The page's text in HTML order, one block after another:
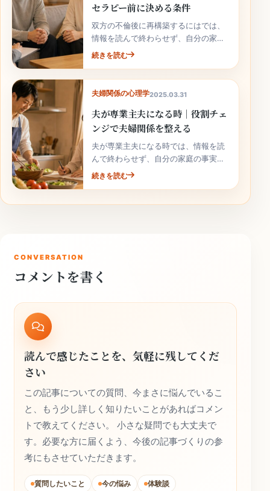
セラピー前に決める条件
双方の不倫後に再構築するにはでは、
情報を読んで終わらせず、自分の家庭
の事実と次の行動へ落とし込むことが
続きを読む
夫婦関係の心理学2025.03.31
夫が専業主夫になる時｜役割チェ
ンジで夫婦関係を整える
夫が専業主夫になる時では、情報を読
んで終わらせず、自分の家庭の事実と
次の行動へ落とし込むことが大切で
続きを読む
CONVERSATION
コメントを書く
読んで感じたことを、気軽に残してくだ
さい
この記事についての質問、今まさに悩んでいるこ
と、もう少し詳しく知りたいことがあればコメン
トで教えてください。 小さな疑問でも大丈夫で
す。必要な方に届くよう、今後の記事づくりの参
考にもさせていただきます。
質問したいこと 今の悩み 体験談